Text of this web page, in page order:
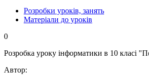
Розробки уроків, занять
Матеріали до уроків
0
Розробка уроку інформатики в 10 класі
Автор: